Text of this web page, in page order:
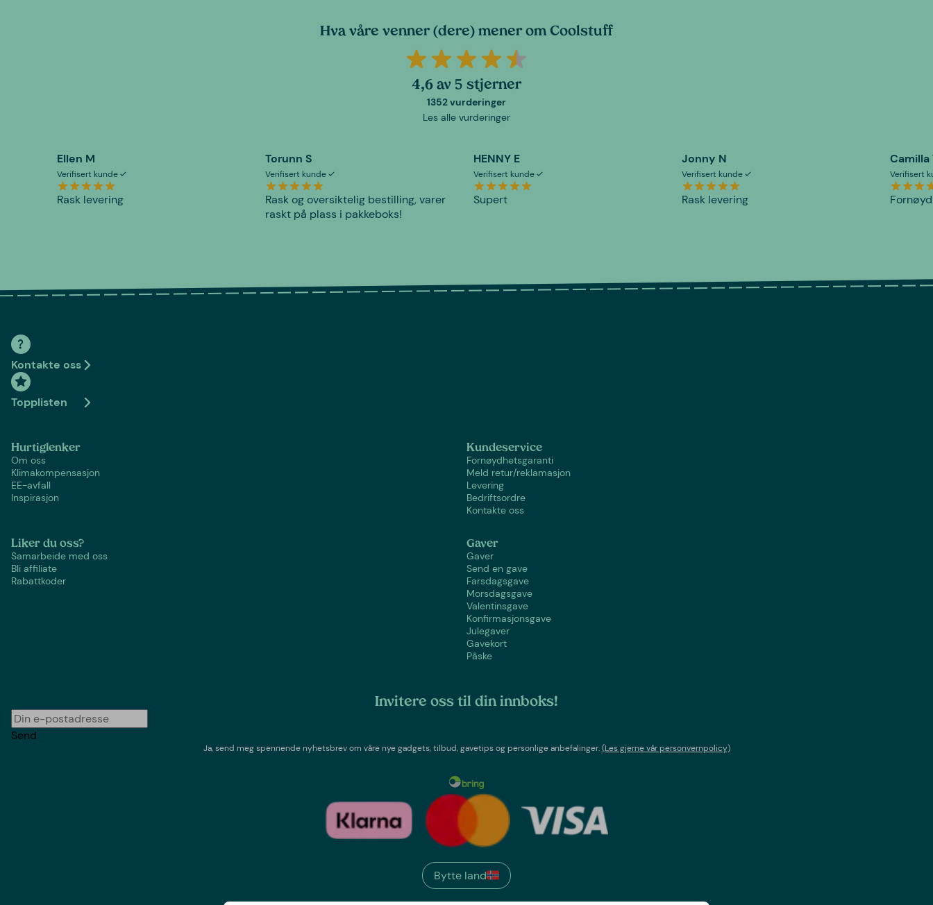
Hva våre venner (dere) mener om Coolstuff
4,6 av 5 stjerner
1352 vurderinger
Les alle vurderinger
Ellen M
Verifisert kunde
Rask levering
Torunn S
Verifisert kunde
Rask og oversiktelig bestilling, varer
raskt på plass i pakkeboks!
HENNY E
Verifisert kunde
Supert
Jonny N
Verifisert kunde
Rask levering
Camilla
Verifisert
Fornøyd
Kontakte oss
Topplisten
Hurtiglenker
Om oss
Klimakompensasjon
EE-avfall
Inspirasjon
Kundeservice
Fornøydhetsgaranti
Meld retur/reklamasjon
Levering
Bedriftsordre
Kontakte oss
Liker du oss?
Samarbeide med oss
Bli affiliate
Rabattkoder
Gaver
Gaver
Send en gave
Farsdagsgave
Morsdagsgave
Valentinsgave
Konfirmasjonsgave
Julegaver
Gavekort
Påske
Invitere oss til din innboks!
Send
Ja, send meg spennende nyhetsbrev om våre nye gadgets, tilbud, gavetips og personlige anbefalinger.(Les gjerne vår personvernpolicy)
Bytte land